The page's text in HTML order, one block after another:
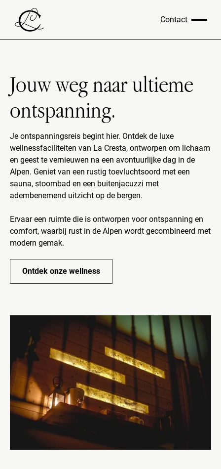
Contact
Jouw weg naar ultieme
ontspanning.
Je ontspanningsreis begint hier. Ontdek de luxe
wellnessfaciliteiten van La Cresta, ontworpen om lichaam
en geest te vernieuwen na een avontuurlijke dag in de
Alpen. Geniet van een rustig toevluchtsoord met een
sauna, stoombad en een buitenjacuzzi met
adembenemend uitzicht op de bergen.
Ervaar een ruimte die is ontworpen voor ontspanning en
comfort, waarbij rust in de Alpen wordt gecombineerd met
modern gemak.
Ontdek onze wellness